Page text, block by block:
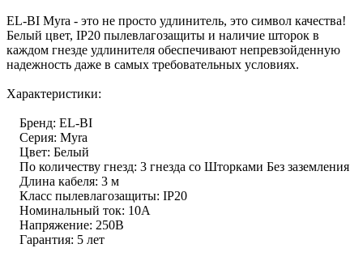
EL-BI Myra - это не просто удлинитель, это символ качества!
Белый цвет, IP20 пылевлагозащиты и наличие шторок в
каждом гнезде удлинителя обеспечивают непревзойденную
надежность даже в самых требовательных условиях.
Характеристики:
Бренд: EL-BI
Серия: Myra
Цвет: Белый
По количеству гнезд: 3 гнезда со Шторками Без заземления
Длина кабеля: 3 м
Класс пылевлагозащиты: IP20
Номинальный ток: 10А
Напряжение: 250В
Гарантия: 5 лет